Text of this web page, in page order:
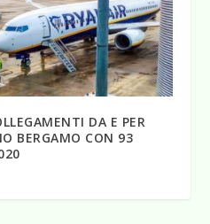
DA E PER
BERGAMO CON 93